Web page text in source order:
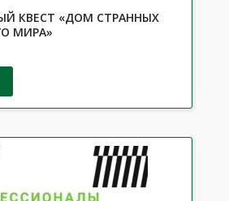
КВЕСТ «ДОМ СТРАННЫХ
МИРА»